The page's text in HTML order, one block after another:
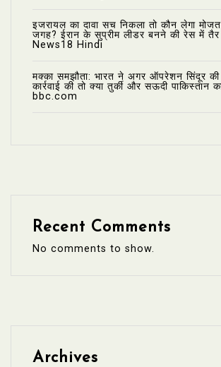
इजरायल का दावा सच निकला तो कौन लेगा
जगह? ईरान के सुप्रीम लीडर बनने की रेस में
News18 Hindi
मक्का समझौता: भारत ने अगर ऑपरेशन सिंदूर
कार्रवाई की तो क्या तुर्की और सऊदी पाकिस्तान
bbc.com
Recent Comments
No comments to show.
Archives